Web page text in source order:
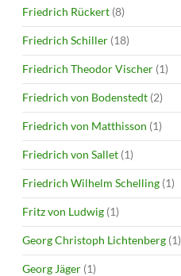
Friedrich Rückert (8)
Friedrich Schiller (18)
Friedrich Theodor Vischer (1)
Friedrich von Bodenstedt (2)
Friedrich von Matthisson (1)
Friedrich von Sallet (1)
Friedrich Wilhelm Schelling (1)
Fritz von Ludwig (1)
Georg Christoph Lichtenberg (1)
Georg Jäger (1)